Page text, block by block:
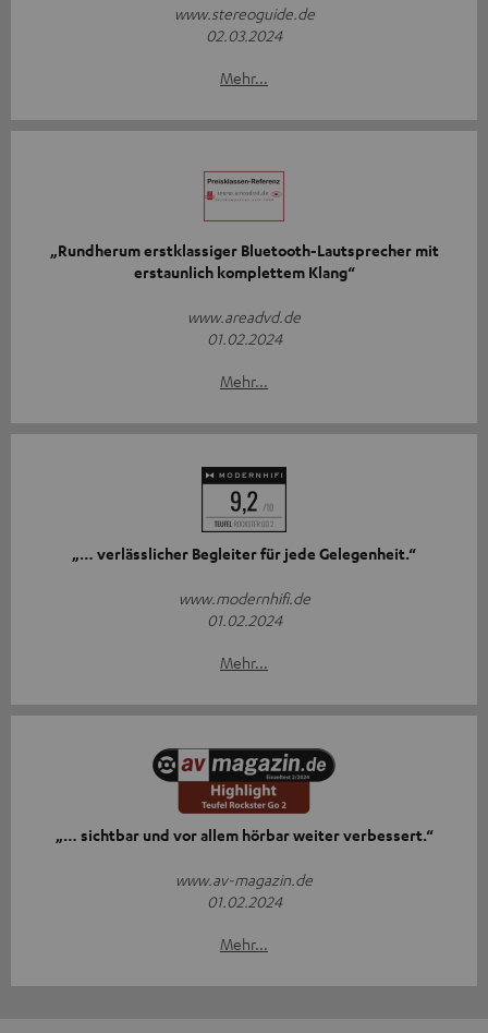
www.stereoguide.de
02.03.2024
Mehr...
„Rundherum erstklassiger Bluetooth-Lautsprecher mit
erstaunlich komplettem Klang“
www.areadvd.de
01.02.2024
Mehr...
„… verlässlicher Begleiter für jede Gelegenheit.“
www.modernhifi.de
01.02.2024
Mehr...
„… sichtbar und vor allem hörbar weiter verbessert.“
www.av-magazin.de
01.02.2024
Mehr...